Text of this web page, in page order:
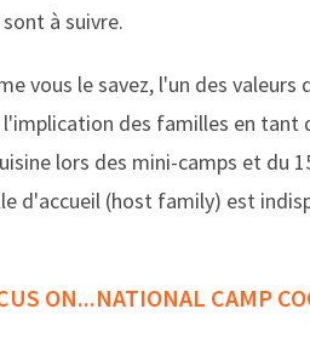
à suivre.
vous le savez, l'un des
des familles en tant
lors des mini-camps et du
d'accueil (host family) est
ON...NATIONAL CAMP